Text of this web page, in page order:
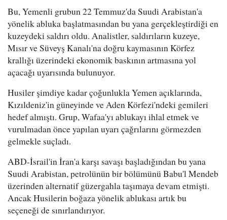
Bu, Yemenli grubun 22 Temmuz'da Suudi Arabistan'a
yönelik abluka başlatmasından bu yana gerçekleştirdiği en
kuzeydeki saldırı oldu. Analistler, saldırıların kuzeye,
Mısır ve Süveyş Kanalı'na doğru kaymasının Körfez
krallığı üzerindeki ekonomik baskının artmasına yol
açacağı uyarısında bulunuyor.
Husiler şimdiye kadar çoğunlukla Yemen açıklarında,
Kızıldeniz'in güneyinde ve Aden Körfezi'ndeki gemileri
hedef almıştı. Grup, Wafaa'yı ablukayı ihlal etmek ve
vurulmadan önce yapılan uyarı çağrılarını görmezden
gelmekle suçladı.
ABD-İsrail'in İran'a karşı savaşı başladığından bu yana
Suudi Arabistan, petrolünün bir bölümünü Babu'l Mendeb
üzerinden alternatif güzergahla taşımaya devam etmişti.
Ancak Husilerin boğaza yönelik ablukası artık bu
seçeneği de sınırlandırıyor.